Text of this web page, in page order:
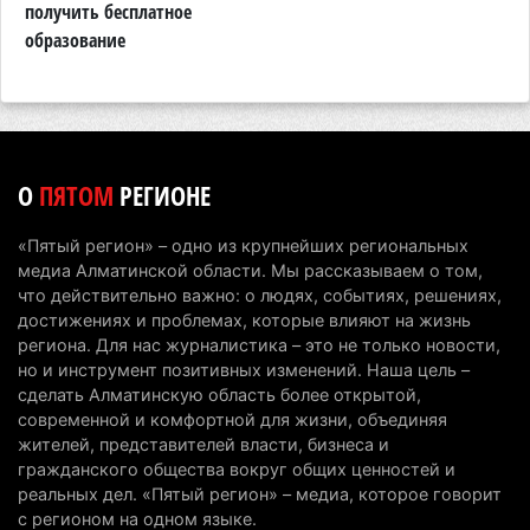
7 августа 2026 г. 06:28
последнее слово
Проезд по БАКАД резко подорожал: в
Алматинской области начали действовать новые
тарифы
6 августа 2026 г. 14:36 227
Сильнейшие дзюдоисты мира приехали на
сборы в Алматинскую область
6 августа 2026 г. 12:12
Первый раз с ИИ в первый класс: казахстанских
первоклассников начнут учить искусственному
интеллекту
получить бесплатное
образование
ОПЯТОМ РЕГИОНЕ
«Пятый регион» – одно из крупнейших региональных
медиа Алматинской области. Мы рассказываем о том,
что действительно важно: о людях, событиях, решениях,
достижениях и проблемах, которые влияют на жизнь
региона. Для нас журналистика – это не только новости,
но и инструмент позитивных изменений. Наша цель –
сделать Алматинскую область более открытой,
современной и комфортной для жизни, объединяя
жителей, представителей власти, бизнеса и
гражданского общества вокруг общих ценностей и
реальных дел. «Пятый регион» – медиа, которое говорит
с регионом на одном языке.